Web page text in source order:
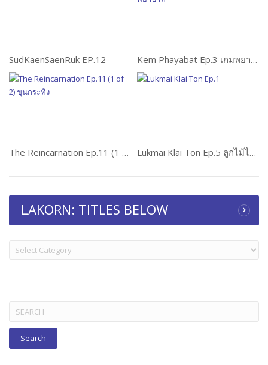
SudKaenSaenRuk EP.12 Kem Phayabat Ep.3 เกมพยาบาท
The Reincarnation Ep.11 (1 of 2) ขุนกระทิง Lukmai Klai Ton Ep.5 ลูกไม้ไกลต้น
LAKORN: TITLES BELOW
LAKORN:
TITLES
Search
for: